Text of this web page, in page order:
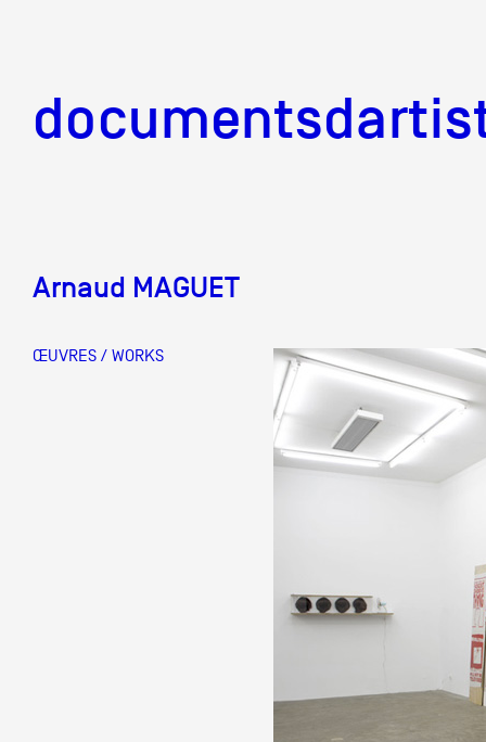
Mission
Équipe
Crédits
Actions
Arnaud MAGUET
ŒUVRES / WORKS